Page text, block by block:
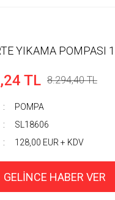
YIKAMA POMPASI
TL 8.294,40 TL
POMPA
SL18606
128,00 EUR + KDV
GELİNCE HABER VER